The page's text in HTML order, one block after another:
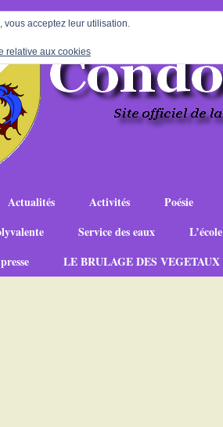
Actualités Activités Poésie
Service des eaux L’école
LE BRULAGE DES VEGETAUX
vous acceptez leur utilisation.
relative aux cookies